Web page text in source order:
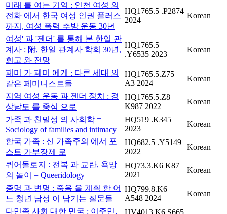
미래 를 여는 기억 : 인천 여성 의
전화 에서 한국 여성 인권 플러스
까지, 여성 폭력 추방 운동 30년
HQ1765.5 .P2874
2024
Korean
여성' 과 '젠더' 를 통해 본 한일 관
계사 : 附, 한일 관계사 학회 30년,
회고 와 전망
HQ1765.5
.Y6535 2023
Korean
페미 가 페미 에게 : 다른 세대 의
같은 페미니스트들
HQ1765.5.Z75
A3 2024
Korean
지역 여성 운동 과 젠더 정치 : 경
상남도 를 중심 으로
HQ1765.5.Z8
K987 2022
Korean
가족 과 친밀성 의 사회학 =
Sociology of families and intimacy
HQ519 .K345
2023
Korean
한국 가족 : 신 가족주의 에서 포
스트 가부장제 로
HQ682.5 .Y5149
2022
Korean
퀴어돌로지 : 전복 과 교란, 욕망
의 놀이 = Queeridology
HQ73.3.K6 K87
2021
Korean
증명 과 변명 : 죽음 을 계획 한 어
느 청년 남성 이 남기는 질문들
HQ799.8.K6
A548 2024
Korean
다민족 사회 대한 민국 : 이주민,